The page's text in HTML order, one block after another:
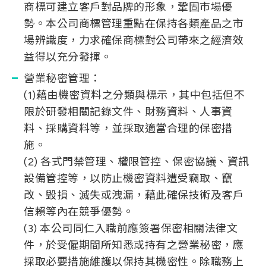
商標可建立客戶對品牌的形象，鞏固市場優
勢。本公司商標管理重點在保持各類產品之市
場辨識度，力求確保商標對公司帶來之經濟效
益得以充分發揮。
營業秘密管理：
(1)藉由機密資料之分類與標示，其中包括但不
限於研發相關記錄文件、財務資料、人事資
料、採購資料等，並採取適當合理的保密措
施。
(2) 各式門禁管理、權限管控、保密協議、資訊
設備管控等，以防止機密資料遭受竊取、竄
改、毁損、滅失或洩漏，藉此確保技術及客戶
信賴等內在競爭優勢。
(3) 本公司同仁入職前應簽署保密相關法律文
件，於受僱期間所知悉或持有之營業秘密，應
採取必要措施維護以保持其機密性。除職務上